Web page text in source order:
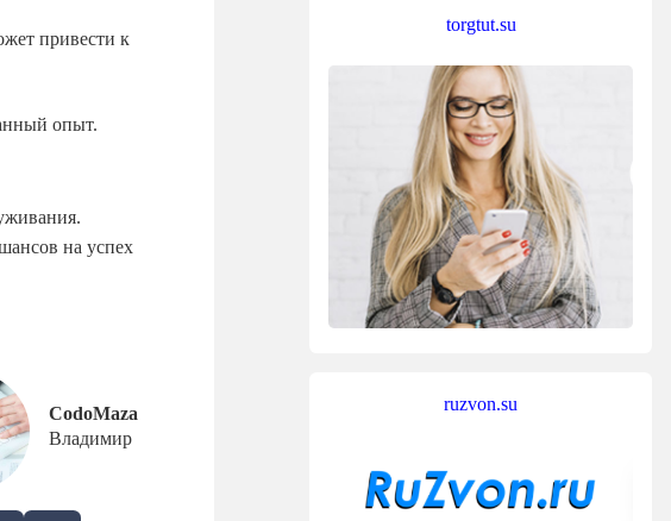
привести к
опыт.
на успех
CodoMaza
Владимир
torgtut.su
ruzvon.su